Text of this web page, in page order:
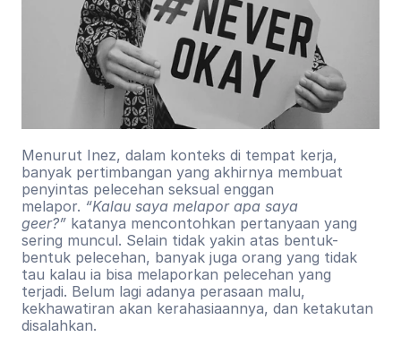
Menurut Inez, dalam konteks di tempat kerja,
banyak pertimbangan yang akhirnya membuat
penyintas pelecehan seksual enggan
melapor. “Kalau saya melapor apa saya
geer?” katanya mencontohkan pertanyaan yang
sering muncul. Selain tidak yakin atas bentuk-
bentuk pelecehan, banyak juga orang yang tidak
tau kalau ia bisa melaporkan pelecehan yang
terjadi. Belum lagi adanya perasaan malu,
kekhawatiran akan kerahasiaannya, dan ketakutan
disalahkan.